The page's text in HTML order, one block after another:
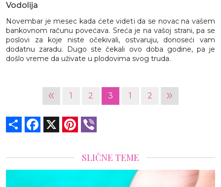
Vodolija
Novembar je mesec kada ćete videti da se novac na vašem
bankovnom računu povećava. Sreća je na vašoj strani, pa se
poslovi za koje niste očekivali, ostvaruju, donoseći vam
dodatnu zaradu. Dugo ste čekali ovo doba godine, pa je
došlo vreme da uživate u plodovima svog truda.
« 1 2 3 1 2 »
Share Facebook Pinterest
SLIČNE TEME